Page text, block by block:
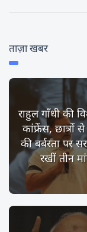
ताज़ा खबर
राहुल गाँधी की
कांफ्रेंस, छात्रों
की बर्बरता पर
रखीं तीन